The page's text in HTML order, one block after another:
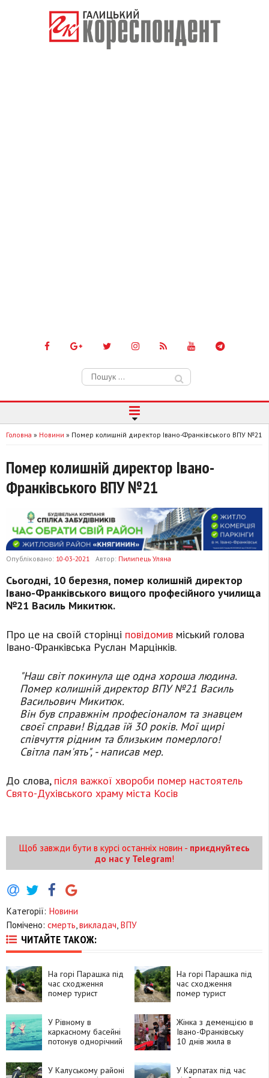
Пошук:
Головна » Новини » Помер колишній директор Івано-Франківського ВПУ №21
Помер колишній директор Івано-
Франківського ВПУ №21
Опубліковано: 10-03-2021 Автор: Пилипець Уляна
Сьогодні, 10 березня, помер колишній директор
Івано-Франківського вищого професійного училища
№21 Василь Микитюк.
Про це на своїй сторінці повідомив міський голова
Івано-Франківська Руслан Марцінків.
"Наш світ покинула ще одна хороша людина.
Помер колишній директор ВПУ №21 Василь
Васильович Микитюк.
Він був справжнім професіоналом та знавцем
своєї справи! Віддав їй 30 років. Мої щирі
співчуття рідним та близьким померлого!
Світла пам'ять", - написав мер.
До слова, після важкої хвороби помер настоятель
Свято-Духівського храму міста Косів
Щоб завжди бути в курсі останніх новин - приєднуйтесь
до нас у Telegram!
Категорії: Новини
Помічено: смерть,викладач, ВПУ
ЧИТАЙТЕ ТАКОЖ:
На горі Парашка під
час сходження
помер турист
На горі Парашка під
час сходження
помер турист
У Рівному в
каркасному басейні
потонув однорічний
Жінка з деменцією в
Івано-Франківську
10 днів жила в
У Калуському районі
У Карпатах під час